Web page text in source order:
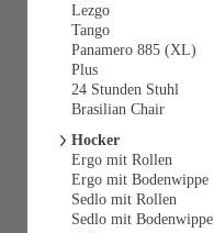
Lezgo
Tango
Panamero 885 (XL)
Plus
24 Stunden Stuhl
Brasilian Chair
Hocker
Ergo mit Rollen
Ergo mit Bodenwippe
Sedlo mit Rollen
Sedlo mit Bodenwippe